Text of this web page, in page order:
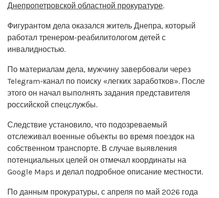
Днепропетровской областной прокуратуре.
Фигурантом дела оказался житель Днепра, который
работал тренером-реабилитологом детей с
инвалидностью.
По материалам дела, мужчину завербовали через
Telegram-канал по поиску «легких заработков». После
этого он начал выполнять задания представителя
российской спецслужбы.
Следствие установило, что подозреваемый
отслеживал военные объекты во время поездок на
собственном транспорте. В случае выявления
потенциальных целей он отмечал координаты на
Google Maps и делал подробное описание местности.
По данным прокуратуры, с апреля по май 2026 года